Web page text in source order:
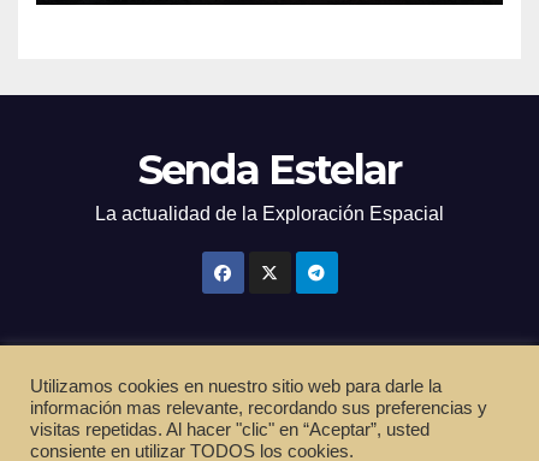
Senda Estelar
La actualidad de la Exploración Espacial
Funciona gracias a WordPress|Tema: Newsup deThemeansar
Inicio Política de privacidad Cookies
Utilizamos cookies en nuestro sitio web para darle la
información mas relevante, recordando sus preferencias y
visitas repetidas. Al hacer "clic" en “Aceptar”, usted
consiente en utilizar TODOS los cookies.